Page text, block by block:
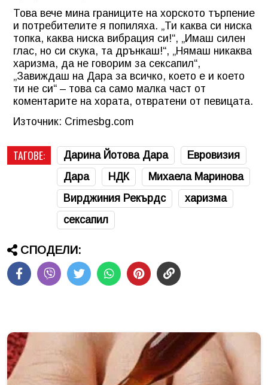
Това вече мина границите на хорското търпение
и потребителите я попиляха. „Ти каква си ниска
топка, каква ниска вибрация си!“, „Имаш силен
глас, но си скука, та дрънкаш!“, „Нямаш никаква
харизма, да не говорим за сексапил“,
„Завиждаш на Дара за всичко, което е и което
ти не си“ – това са само малка част от
коментарите на хората, отвратени от певицата.
Източник: Crimesbg.com
ТАГОВЕ: Дарина Йотова Дара
Евровизия
Дара
НДК
Михаела Маринова
Вирджиния Рекърдс
харизма
сексапил
СПОДЕЛИ: